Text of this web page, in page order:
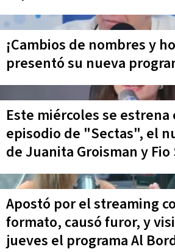
¡Cambios de nombres y
presentó su nueva
Este miércoles se
episodio de "Sectas", el
de Juanita Groisman y
Apostó por el streaming
formato, causó furor, y
jueves el programa Al